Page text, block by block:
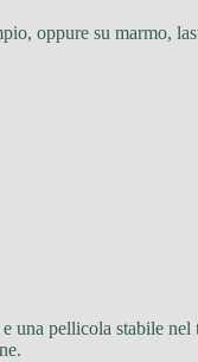
oppure su marmo,
una pellicola stabile